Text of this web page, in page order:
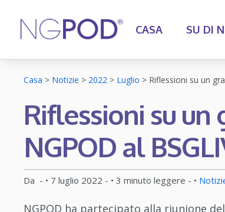
CASA SU DI
Casa > Notizie > 2022 > Luglio > Riflessioni su un
Riflessioni su un
NGPOD al
Da - • 7 luglio 2022 - • 3 minuto leggere - •
NGPOD ha partecipato alla riunione